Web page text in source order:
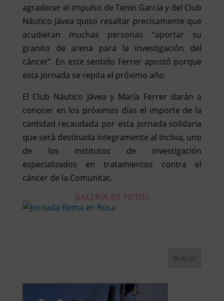
agradecer el impulso de Tenin García y del Club
Náutico Jávea quiso resaltar precisamente que
acudieran muchas personas “aportar su
granito de arena para la investigación del
cáncer”. En este sentido Ferrer apostó porque
esta jornada se repita el próximo año.
El Club Náutico Jávea y María Ferrer darán a
conocer en los próximos días el importe de la
cantidad recaudada por esta jornada solidaria
que será destinada íntegramente al Incliva, uno
de los institutos de investigación
especializados en tratamientos contra el
cáncer de la Comunitat.
GALERÍA DE FOTOS